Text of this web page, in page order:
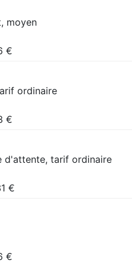
moyen
€
ordinaire
€
d'attente, tarif ordinaire
€
€